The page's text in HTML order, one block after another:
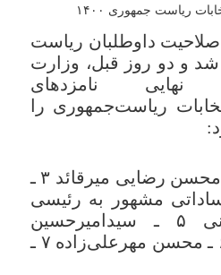
صلاحیت داوطلبان ریاست
۱۴۰۰ تمام شد و دو روز قبل، وزارت
نامزدهای
ریاست‌جمهوری را
1 ـ سعید جلیلی ۲ ـ محسن رضایی میرقائد ۳ ـ
مشهور به رئیسی
۴ ـ علیرضا زاکانی ۵ ـ سیدامیرحسین
قاضی‌زاده هاشمی ۶ ـ محسن مهرعلی‌زاده ۷ ـ